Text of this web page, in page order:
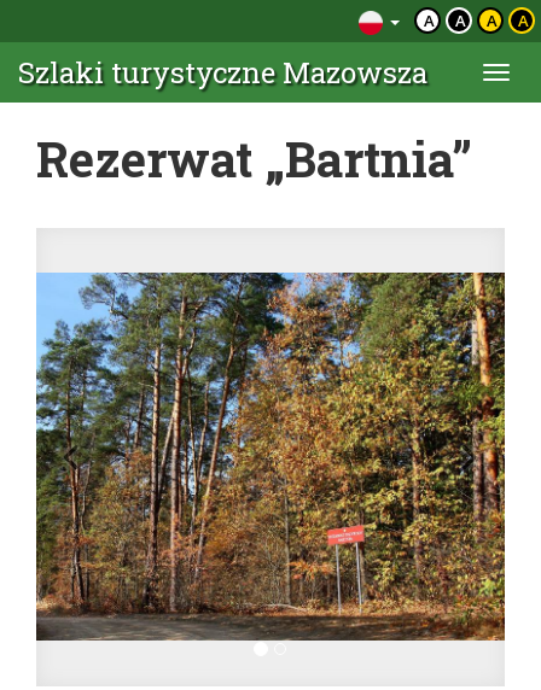
A A A A
Szlaki turystyczne Mazowsza
Rezerwat „Bartnia”